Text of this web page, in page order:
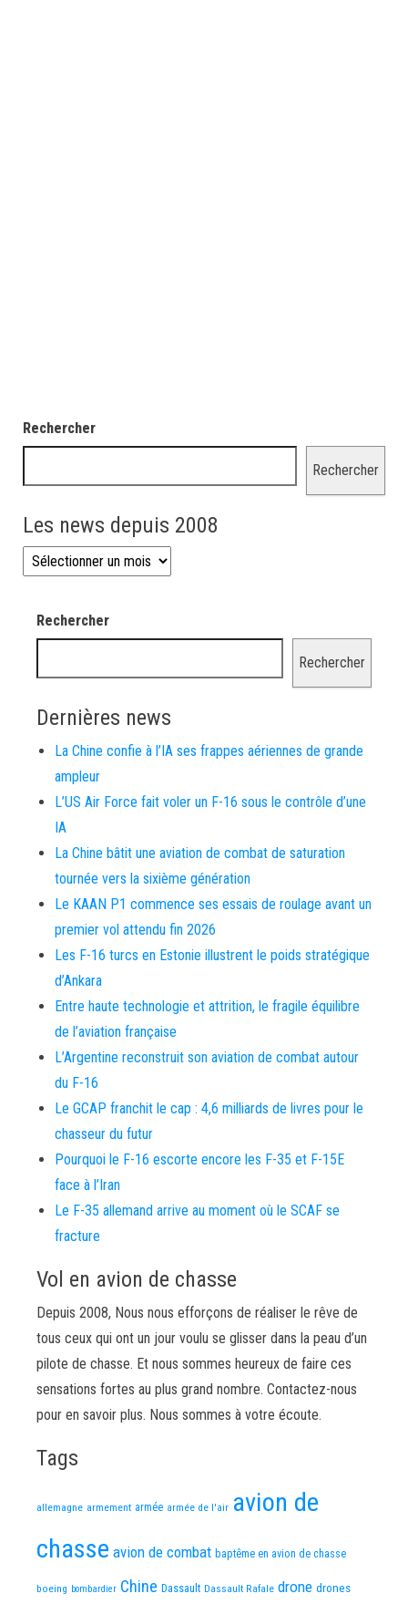
Rechercher
Rechercher
Les news depuis 2008
Les news depuis 2008
Rechercher
Rechercher
Dernières news
La Chine confie à l’IA ses frappes aériennes de grande
ampleur
L’US Air Force fait voler un F-16 sous le contrôle d’une
IA
La Chine bâtit une aviation de combat de saturation
tournée vers la sixième génération
Le KAAN P1 commence ses essais de roulage avant un
premier vol attendu fin 2026
Les F-16 turcs en Estonie illustrent le poids stratégique
d’Ankara
Entre haute technologie et attrition, le fragile équilibre
de l’aviation française
L’Argentine reconstruit son aviation de combat autour
du F-16
Le GCAP franchit le cap : 4,6 milliards de livres pour le
chasseur du futur
Pourquoi le F-16 escorte encore les F-35 et F-15E
face à l’Iran
Le F-35 allemand arrive au moment où le SCAF se
fracture
Vol en avion de chasse
Depuis 2008, Nous nous efforçons de réaliser le rêve de
tous ceux qui ont un jour voulu se glisser dans la peau d’un
pilote de chasse. Et nous sommes heureux de faire ces
sensations fortes au plus grand nombre. Contactez-nous
pour en savoir plus. Nous sommes à votre écoute.
Tags
allemagne armement armée armée de l'air avion de
chasse avion de combat baptême en avion de chasse
boeing bombardier Chine Dassault Dassault Rafale drone drones